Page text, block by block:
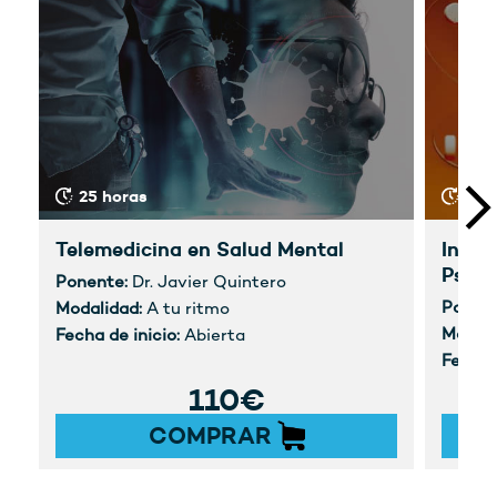
25 horas
Telemedicina en Salud Mental
Ponente: Dr. Javier Quintero
Modalidad: A tu ritmo
Fecha de inicio: Abierta
110€
COMPRAR
30